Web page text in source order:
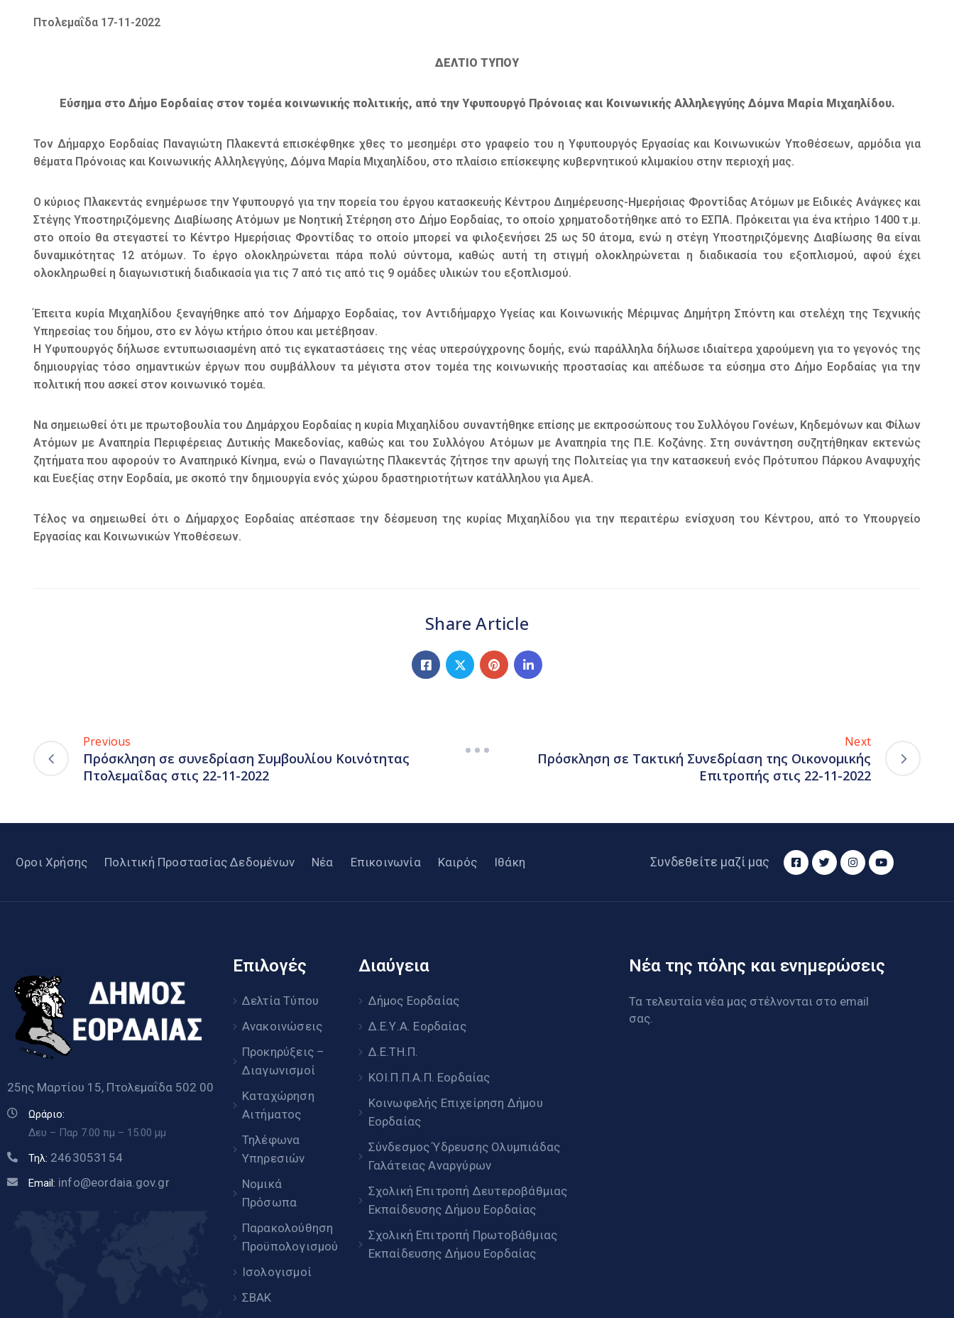
Πτολεμαΐδα 17-11-2022
ΔΕΛΤΙΟ ΤΥΠΟΥ
Εύσημα στο Δήμο Εορδαίας στον τομέα κοινωνικής πολιτικής, από την Υφυπουργό Πρόνοιας και Κοινωνικής Αλληλεγγύης Δόμνα Μαρία Μιχαηλίδου.
Τον Δήμαρχο Εορδαίας Παναγιώτη Πλακεντά επισκέφθηκε χθες το μεσημέρι στο γραφείο του η Υφυπουργός Εργασίας και Κοινωνικών Υποθέσεων, αρμόδια για
θέματα Πρόνοιας και Κοινωνικής Αλληλεγγύης, Δόμνα Μαρία Μιχαηλίδου, στο πλαίσιο επίσκεψης κυβερνητικού κλιμακίου στην περιοχή μας.
Ο κύριος Πλακεντάς ενημέρωσε την Υφυπουργό για την πορεία του έργου κατασκευής Κέντρου Διημέρευσης-Ημερήσιας Φροντίδας Ατόμων με Ειδικές Ανάγκες και
Στέγης Υποστηριζόμενης Διαβίωσης Ατόμων με Νοητική Στέρηση στο Δήμο Εορδαίας, το οποίο χρηματοδοτήθηκε από το ΕΣΠΑ. Πρόκειται για ένα κτήριο 1400 τ.μ.
στο οποίο θα στεγαστεί το Κέντρο Ημερήσιας Φροντίδας το οποίο μπορεί να φιλοξενήσει 25 ως 50 άτομα, ενώ η στέγη Υποστηριζόμενης Διαβίωσης θα είναι
δυναμικότητας 12 ατόμων. Το έργο ολοκληρώνεται πάρα πολύ σύντομα, καθώς αυτή τη στιγμή ολοκληρώνεται η διαδικασία του εξοπλισμού, αφού έχει
ολοκληρωθεί η διαγωνιστική διαδικασία για τις 7 από τις από τις 9 ομάδες υλικών του εξοπλισμού.
Έπειτα κυρία Μιχαηλίδου ξεναγήθηκε από τον Δήμαρχο Εορδαίας, τον Αντιδήμαρχο Υγείας και Κοινωνικής Μέριμνας Δημήτρη Σπόντη και στελέχη της Τεχνικής
Υπηρεσίας του δήμου, στο εν λόγω κτήριο όπου και μετέβησαν.
Η Υφυπουργός δήλωσε εντυπωσιασμένη από τις εγκαταστάσεις της νέας υπερσύγχρονης δομής, ενώ παράλληλα δήλωσε ιδιαίτερα χαρούμενη για το γεγονός της
δημιουργίας τόσο σημαντικών έργων που συμβάλλουν τα μέγιστα στον τομέα της κοινωνικής προστασίας και απέδωσε τα εύσημα στο Δήμο Εορδαίας για την
πολιτική που ασκεί στον κοινωνικό τομέα.
Να σημειωθεί ότι με πρωτοβουλία του Δημάρχου Εορδαίας η κυρία Μιχαηλίδου συναντήθηκε επίσης με εκπροσώπους του Συλλόγου Γονέων, Κηδεμόνων και Φίλων
Ατόμων με Αναπηρία Περιφέρειας Δυτικής Μακεδονίας, καθώς και του Συλλόγου Ατόμων με Αναπηρία της Π.Ε. Κοζάνης. Στη συνάντηση συζητήθηκαν εκτενώς
ζητήματα που αφορούν το Αναπηρικό Κίνημα, ενώ ο Παναγιώτης Πλακεντάς ζήτησε την αρωγή της Πολιτείας για την κατασκευή ενός Πρότυπου Πάρκου Αναψυχής
και Ευεξίας στην Εορδαία, με σκοπό την δημιουργία ενός χώρου δραστηριοτήτων κατάλληλου για ΑμεΑ.
Τέλος να σημειωθεί ότι ο Δήμαρχος Εορδαίας απέσπασε την δέσμευση της κυρίας Μιχαηλίδου για την περαιτέρω ενίσχυση του Κέντρου, από το Υπουργείο
Εργασίας και Κοινωνικών Υποθέσεων.
Share Article
Previous
Πρόσκληση σε συνεδρίαση Συμβουλίου Κοινότητας
Πτολεμαΐδας στις 22-11-2022
Next
Πρόσκληση σε Τακτική Συνεδρίαση της Οικονομικής
Επιτροπής στις 22-11-2022
Οροι Χρήσης Πολιτική Προστασίας Δεδομένων Νέα Επικοινωνία Καιρός Ιθάκη Συνδεθείτε μαζί μας
25ης Μαρτίου 15, Πτολεμαΐδα 502 00
Ωράριο:
Δευ – Παρ 7.00 πμ – 15.00 μμ
Τηλ: 2463053154
Email: info@eordaia.gov.gr
Επιλογές
Δελτία Τύπου
Ανακοινώσεις
Προκηρύξεις –
Διαγωνισμοί
Καταχώρηση
Αιτήματος
Τηλέφωνα
Υπηρεσιών
Νομικά
Πρόσωπα
Παρακολούθηση
Προϋπολογισμού
Ισολογισμοί
ΣΒΑΚ
Διαύγεια
Δήμος Εορδαίας
Δ.Ε.Υ.Α. Εορδαίας
Δ.Ε.ΤΗ.Π.
ΚΟΙ.Π.Π.Α.Π. Εορδαίας
Κοινωφελής Επιχείρηση Δήμου
Εορδαίας
Σύνδεσμος Ύδρευσης Ολυμπιάδας
Γαλάτειας Αναργύρων
Σχολική Επιτροπή Δευτεροβάθμιας
Εκπαίδευσης Δήμου Εορδαίας
Σχολική Επιτροπή Πρωτοβάθμιας
Εκπαίδευσης Δήμου Εορδαίας
Νέα της πόλης και ενημερώσεις
Τα τελευταία νέα μας στέλνονται στο email
σας.